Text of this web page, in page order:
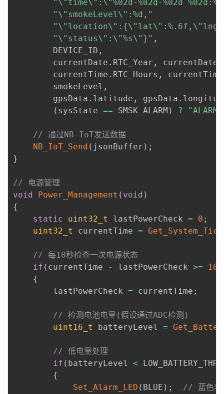
"\"time\":\"%02d-%02d-%02d
"\"smokeLevel\":%d,"
"\"status\":\"%s\"}" ,
        DEVICE_ID
,
        currentDate
. RTC_Year , currentDate
        currentTime
. RTC_Hours , currentTime
        smokeLevel
,
        gpsData
. latitude , gpsData .
( sysState == SMSK_ALARM ) ? "ALARM"
// 通过NB-IoT发送数据
NB_IoT_Send ( jsonBuffer ) ;
}
// 电源管理
void
Power_Management ( void )
{
static
uint32_t lastPowerCheck = 0 ;
uint32_t
currentTime = Get_System_Tick
// 每10秒检查一次电源状态
if ( currentTime - lastPowerCheck >=
{
        lastPowerCheck
= currentTime ;
// 检测电池电量(假设通过ADC检测)
uint16_t
batteryLevel =
// 低电量处理
if ( batteryLevel <
{
Set_Alarm_LED ( BLUE ) ;
// 蓝色表